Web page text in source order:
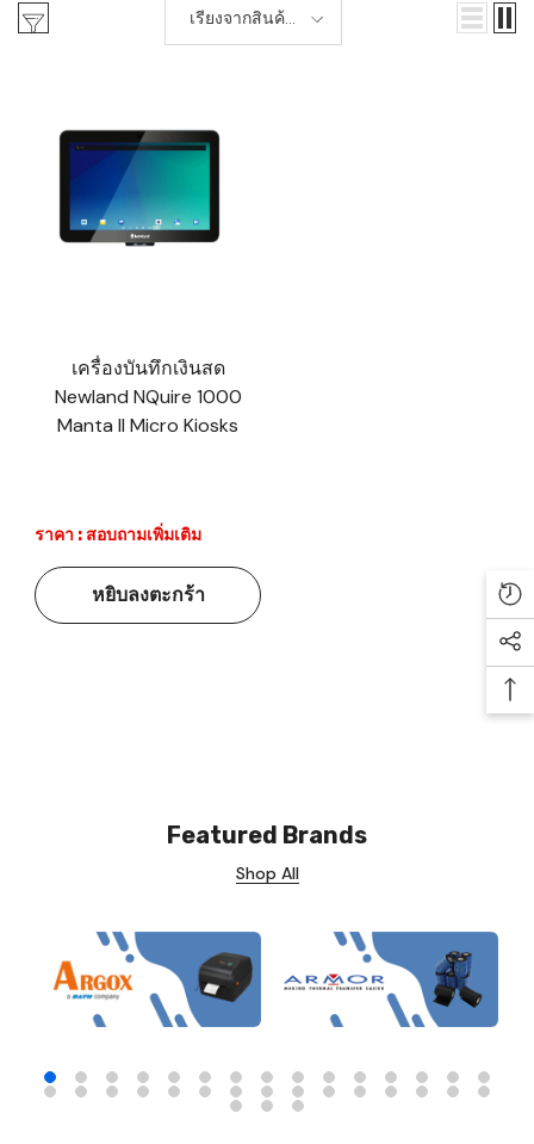
เรียงจากสินค้า
ใหม่-เก่า
เครื่องบันทึกเงินสด
Newland NQuire 1000
Manta II Micro Kiosks
ราคา : สอบถามเพิ่มเติม
หยิบลงตะกร้า
Featured Brands
Shop All